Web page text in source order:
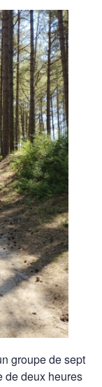
groupe de sept
de deux heures